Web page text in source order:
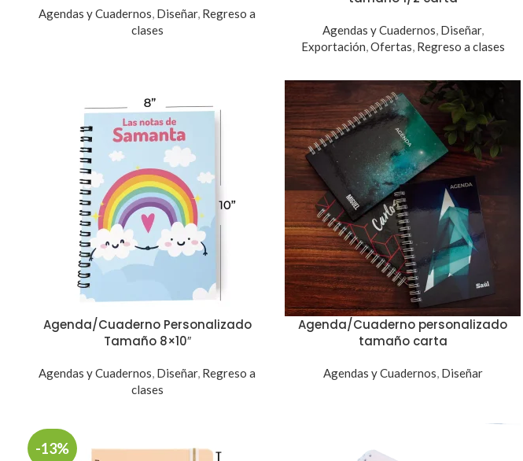
Agendas y Cuadernos, Diseñar, Regreso a
clases
Agendas y Cuadernos, Diseñar,
Exportación,Ofertas, Regreso a clases
Agenda/Cuaderno Personalizado
Tamaño 8×10″
Agendas y Cuadernos, Diseñar, Regreso a
clases
Agenda/Cuaderno personalizado
tamaño carta
Agendas y Cuadernos, Diseñar
-13%